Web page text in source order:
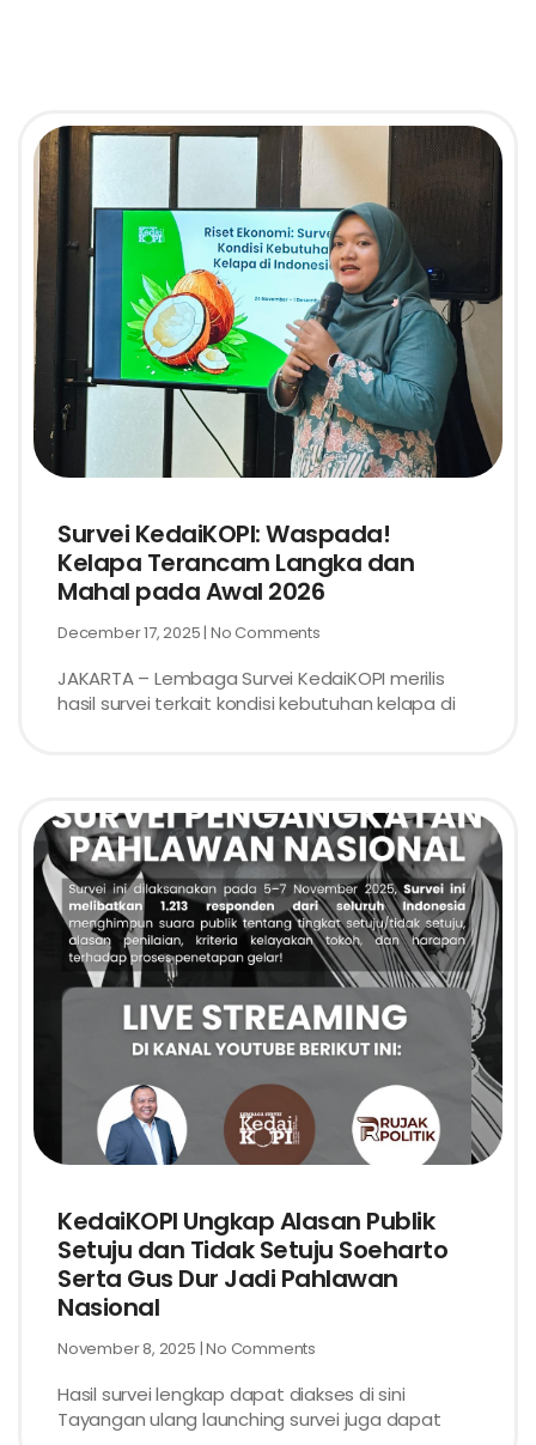
Survei KedaiKOPI: Waspada!
Kelapa Terancam Langka dan
Mahal pada Awal 2026
December 17, 2025 No Comments
JAKARTA – Lembaga Survei KedaiKOPI merilis
hasil survei terkait kondisi kebutuhan kelapa di
KedaiKOPI Ungkap Alasan Publik
Setuju dan Tidak Setuju Soeharto
Serta Gus Dur Jadi Pahlawan
Nasional
November 8, 2025 No Comments
Hasil survei lengkap dapat diakses di sini
Tayangan ulang launching survei juga dapat